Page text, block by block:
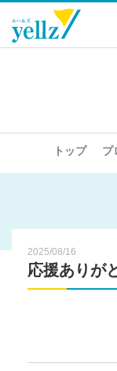
トップ プ
2025/08/16
応援ありが